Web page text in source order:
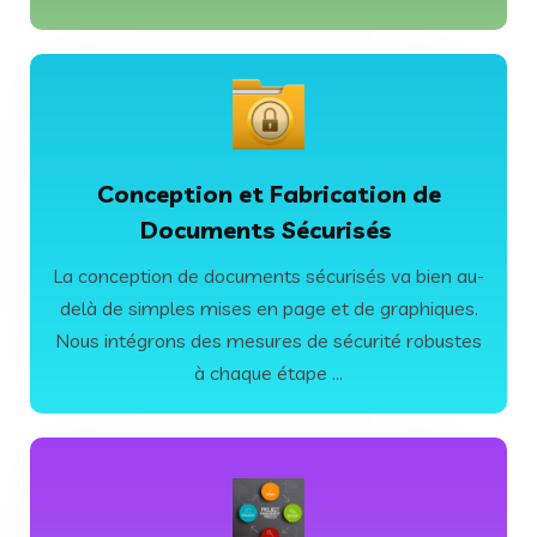
Conception et Fabrication de
Documents Sécurisés
La conception de documents sécurisés va bien au-
delà de simples mises en page et de graphiques.
Nous intégrons des mesures de sécurité robustes
à chaque étape ...
Protection contre la Falsification
Nous mettons en place des mesures de sécurité
visuelles et techniques pour empêcher la
falsification de vos documents. Cela inclut
l'utilisation de filigranes, de codes QR sécurisés ...
EN SAVOIR PLUS
EN SAVOIR PLUS